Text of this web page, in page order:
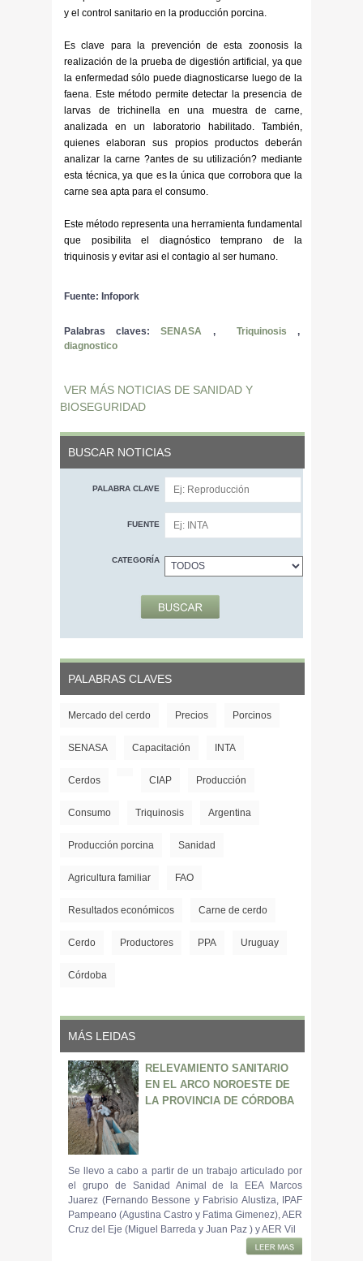
y el control sanitario en la producción porcina.
Es clave para la prevención de esta zoonosis la
realización de la prueba de digestión artificial, ya que
la enfermedad sólo puede diagnosticarse luego de la
faena. Este método permite detectar la presencia de
larvas de trichinella en una muestra de carne,
analizada en un laboratorio habilitado. También,
quienes elaboran sus propios productos deberán
analizar la carne ?antes de su utilización? mediante
esta técnica, ya que es la única que corrobora que la
carne sea apta para el consumo.
Este método representa una herramienta fundamental
que posibilita el diagnóstico temprano de la
triquinosis y evitar asi el contagio al ser humano.
Fuente: Infopork
Palabras claves:SENASA , Triquinosis ,
diagnostico
VER MÁS NOTICIAS DE SANIDAD Y
BIOSEGURIDAD
BUSCAR NOTICIAS
PALABRA CLAVE
FUENTE
CATEGORÍA
PALABRAS CLAVES
Mercado del cerdo Precios Porcinos
SENASA Capacitación INTA
Cerdos CIAP Producción
Consumo Triquinosis Argentina
Producción porcina Sanidad
Agricultura familiar FAO
Resultados económicos Carne de cerdo
Cerdo Productores PPA Uruguay
Córdoba
MÁS LEIDAS
RELEVAMIENTO SANITARIO
EN EL ARCO NOROESTE DE
LA PROVINCIA DE CÓRDOBA
Se llevo a cabo a partir de un trabajo articulado por
el grupo de Sanidad Animal de la EEA Marcos
Juarez (Fernando Bessone y Fabrisio Alustiza, IPAF
Pampeano (Agustina Castro y Fatima Gimenez), AER
Cruz del Eje (Miguel Barreda y Juan Paz ) y AER Vil